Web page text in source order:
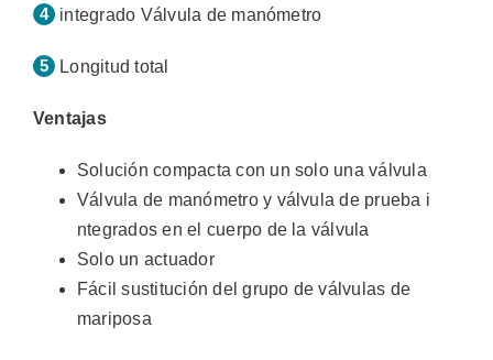
integrado Válvula de manómetro
Longitud total
Ventajas
Solución compacta con un solo una válvula
Válvula de manómetro y válvula de prueba i
ntegrados en el cuerpo de la válvula
Solo un actuador
Fácil sustitución del grupo de válvulas de
mariposa